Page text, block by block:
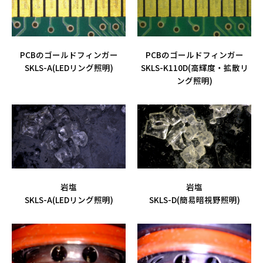
PCBのゴールドフィンガー
SKLS-A(LEDリング照明)
PCBのゴールドフィンガー
SKLS-K110D(高輝度・拡散リ
ング照明)
岩塩
SKLS-A(LEDリング照明)
岩塩
SKLS-D(簡易暗視野照明)